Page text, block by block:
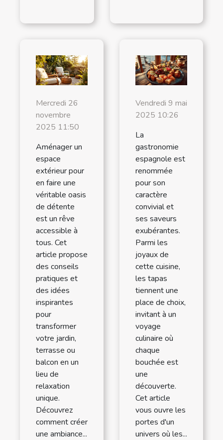
Mercredi 26
novembre
2025 11:50
Aménager un
espace
extérieur pour
en faire une
véritable oasis
de détente
est un rêve
accessible à
tous. Cet
article propose
des conseils
pratiques et
des idées
inspirantes
pour
transformer
votre jardin,
terrasse ou
balcon en un
lieu de
relaxation
unique.
Découvrez
comment créer
une ambiance...
Vendredi 9 mai
2025 10:26
La
gastronomie
espagnole est
renommée
pour son
caractère
convivial et
ses saveurs
exubérantes.
Parmi les
joyaux de
cette cuisine,
les tapas
tiennent une
place de choix,
invitant à un
voyage
culinaire où
chaque
bouchée est
une
découverte.
Cet article
vous ouvre les
portes d'un
univers où les...